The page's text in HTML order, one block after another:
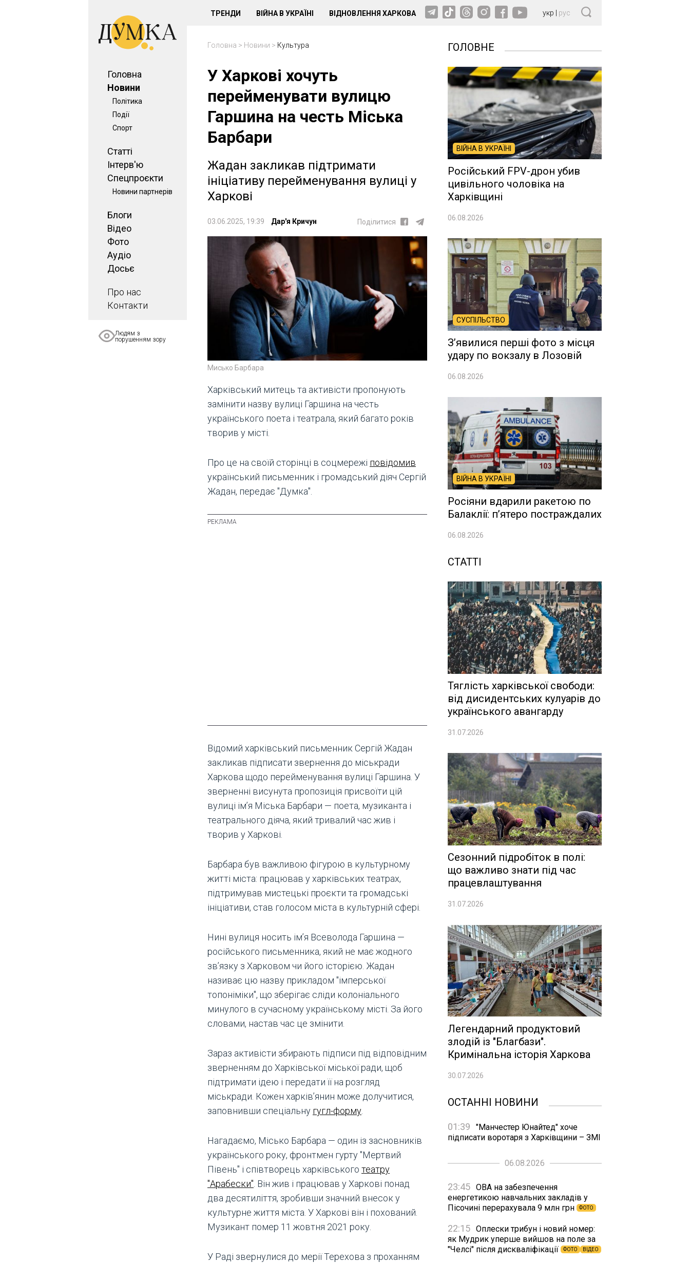
Головна
Новини
Політика
Події
Спорт
Статті
Інтерв'ю
Спецпроєкти
Новини партнерів
Блоги
Відео
Фото
Аудіо
Досьє
Про нас
Контакти
Людям з
порушенням зору
ТРЕНДИ ВІЙНА В УКРАЇНІ ВІДНОВЛЕННЯ ХАРКОВА укр рус
Головна > Новини > Культура
У Харкові хочуть
перейменувати вулицю
Гаршина на честь Міська
Барбари
Жадан закликав підтримати
ініціативу перейменування вулиці у
Харкові
03.06.2025, 19:39 Дар'я Кричун Поділитися
Мисько Барбара
Харківський митець та активісти пропонують
замінити назву вулиці Гаршина на честь
українського поета і театрала, який багато років
творив у місті.
Про це на своїй сторінці в соцмережі повідомив
український письменник і громадський діяч Сергій
Жадан, передає "Думка".
Відомий харківський письменник Сергій Жадан
закликав підписати звернення до міськради
Харкова щодо перейменування вулиці Гаршина. У
зверненні висунута пропозиція присвоїти цій
вулиці ім’я Міська Барбари — поета, музиканта і
театрального діяча, який тривалий час жив і
творив у Харкові.
Барбара був важливою фігурою в культурному
житті міста: працював у харківських театрах,
підтримував мистецькі проєкти та громадські
ініціативи, став голосом міста в культурній сфері.
Нині вулиця носить ім’я Всеволода Гаршина —
російського письменника, який не має жодного
зв’язку з Харковом чи його історією. Жадан
називає цю назву прикладом "імперської
топоніміки", що зберігає сліди колоніального
минулого в сучасному українському місті. За його
словами, настав час це змінити.
Зараз активісти збирають підписи під відповідним
зверненням до Харківської міської ради, щоб
підтримати ідею і передати її на розгляд
міськради. Кожен харків’янин може долучитися,
заповнивши спеціальну гугл-форму.
Нагадаємо, Місько Барбара — один із засновників
українського року, фронтмен гурту "Мертвий
Півень" і співтворець харківського театру
"Арабески". Він жив і працював у Харкові понад
два десятиліття, зробивши значний внесок у
культурне життя міста. У Харкові він і похований.
Музикант помер 11 жовтня 2021 року.
У Раді звернулися до мерії Терехова з проханням
ГОЛОВНЕ
ВІЙНА В УКРАЇНІ
Російський FPV-дрон убив
цивільного чоловіка на
Харківщині
06.08.2026
СУСПІЛЬСТВО
Зʼявилися перші фото з місця
удару по вокзалу в Лозовій
06.08.2026
ВІЙНА В УКРАЇНІ
Росіяни вдарили ракетою по
Балаклії: п’ятеро постраждалих
06.08.2026
СТАТТІ
Тяглість харківської свободи:
від дисидентських кулуарів до
українського авангарду
31.07.2026
Сезонний підробіток в полі:
що важливо знати під час
працевлаштування
31.07.2026
Легендарний продуктовий
злодій із "Благбази".
Кримінальна історія Харкова
30.07.2026
ОСТАННІ НОВИНИ
01:39
"Манчестер Юнайтед" хоче
підписати воротаря з Харківщини – ЗМІ
06.08.2026
23:45 ОВА на забезпечення
енергетикою навчальних закладів у
Пісочині перерахувала 9 млн грн
ФОТО
22:15 Оплески трибун і новий номер:
як Мудрик уперше вийшов на поле за
"Челсі" після дискваліфікації
ФОТО ВІДЕО